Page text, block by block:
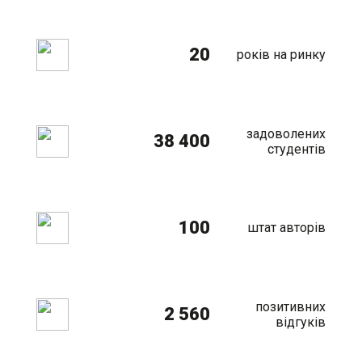
20 років на ринку
38 400
задоволених
студентів
100 штат авторів
2 560
позитивних
відгуків